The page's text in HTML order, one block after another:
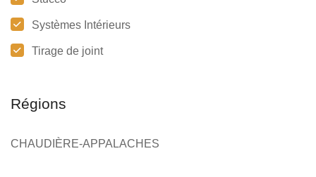
Systèmes Intérieurs
Tirage de joint
Régions
CHAUDIÈRE-APPALACHES